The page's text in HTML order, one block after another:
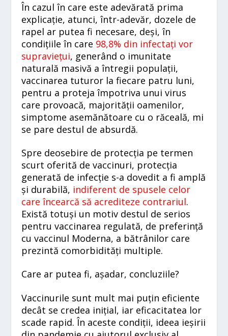
În cazul în care este adevărată prima
explicație, atunci, într-adevăr, dozele de
rapel ar putea fi necesare, deși, în
condițiile în care 98,8% din infectați vor
supraviețui, generând o imunitate
naturală masivă a întregii populații,
vaccinarea tuturor la fiecare patru luni,
pentru a proteja împotriva unui virus
care provoacă, majorității oamenilor,
simptome asemănătoare cu o răceală, mi
se pare destul de absurdă.
Spre deosebire de protecția pe termen
scurt oferită de vaccinuri, protecția
generată de infecție s-a dovedit a fi amplă
și durabilă, indiferent de spusele celor
care încearcă să acrediteze contrariul.
Există totuși un motiv destul de serios
pentru vaccinarea regulată, de preferință
cu vaccinul Moderna, a bătrânilor care
prezintă comorbidități multiple.
Care ar putea fi, așadar, concluziile?
Vaccinurile sunt mult mai puțin eficiente
decât se credea inițial, iar eficacitatea lor
scade rapid. În aceste condiții, ideea ieșirii